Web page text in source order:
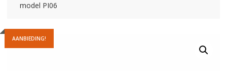
model PI06
AANBIEDING!